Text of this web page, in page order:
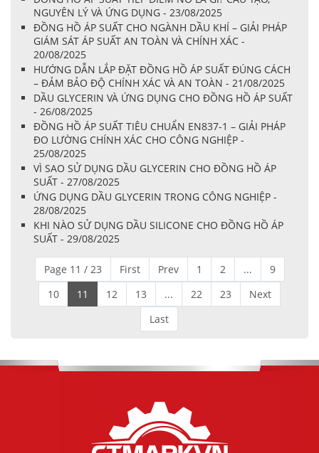
NGUYÊN LÝ VÀ ỨNG DỤNG - 23/08/2025
ĐỒNG HỒ ÁP SUẤT CHO NGÀNH DẦU KHÍ – GIẢI PHÁP
GIÁM SÁT ÁP SUẤT AN TOÀN VÀ CHÍNH XÁC -
20/08/2025
HƯỚNG DẪN LẮP ĐẶT ĐỒNG HỒ ÁP SUẤT ĐÚNG CÁCH
– ĐẢM BẢO ĐỘ CHÍNH XÁC VÀ AN TOÀN - 21/08/2025
DẦU GLYCERIN VÀ ỨNG DỤNG CHO ĐỒNG HỒ ÁP SUẤT
- 26/08/2025
ĐỒNG HỒ ÁP SUẤT TIÊU CHUẨN EN837-1 – GIẢI PHÁP
ĐO LƯỜNG CHÍNH XÁC CHO CÔNG NGHIỆP -
25/08/2025
VÌ SAO SỬ DỤNG DẦU GLYCERIN CHO ĐỒNG HỒ ÁP
SUẤT - 27/08/2025
ỨNG DỤNG DẦU GLYCERIN TRONG CÔNG NGHIỆP -
28/08/2025
KHI NÀO SỬ DỤNG DẦU SILICONE CHO ĐỒNG HỒ ÁP
SUẤT - 29/08/2025
Page 11 / 23 First Prev 1 2 ...
9
10
11 12 13 ... 22 23
Next
Last